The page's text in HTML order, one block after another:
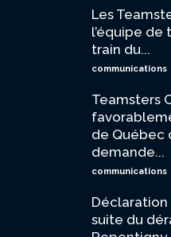
Les
l’équipe de
train du...
communications
Teamsters
de Québec
demande...
communications
Déclaration
suite du